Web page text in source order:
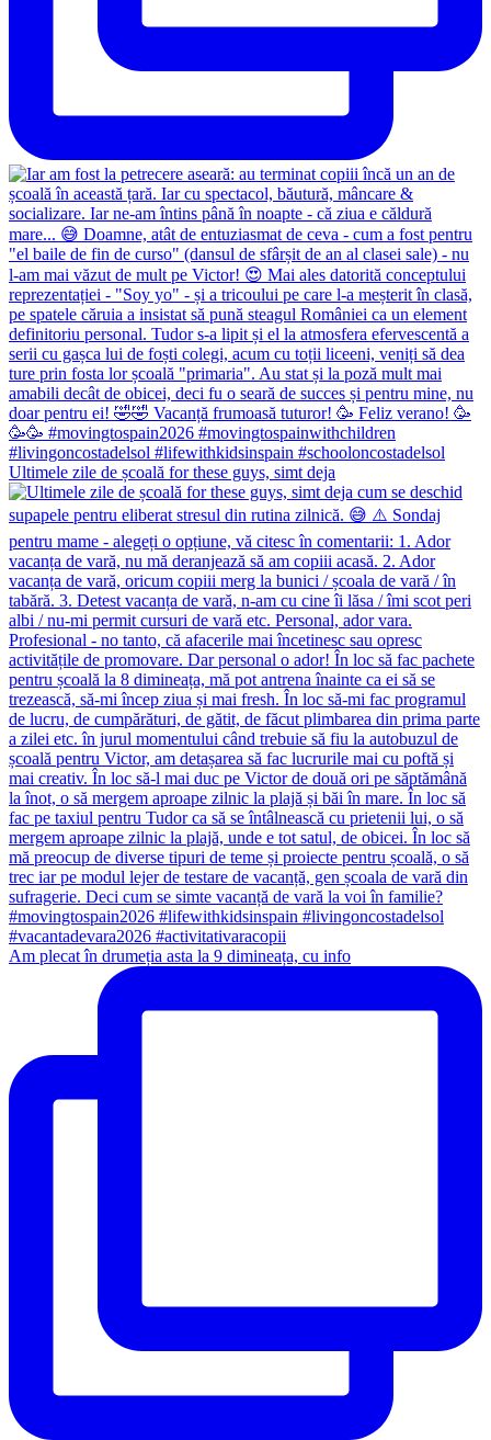
Ultimele zile de școală for these guys, simt deja
Am plecat în drumeția asta la 9 dimineața, cu info